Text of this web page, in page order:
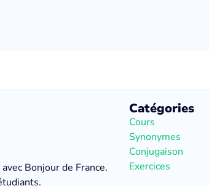
Bonjour de France.
Catégories
Cours
Synonymes
Conjugaison
Exercices